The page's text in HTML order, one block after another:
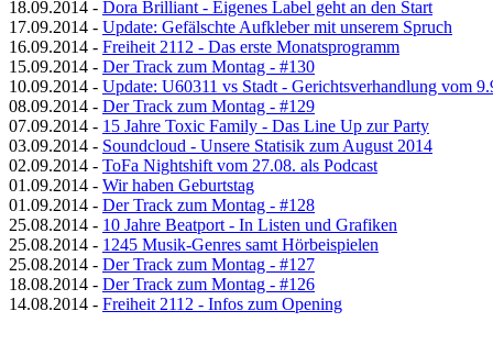
18.09.2014 - Dora Brilliant - Eigenes Label geht an den Start
17.09.2014 - Update: Gefälschte Aufkleber mit unserem Spruch
16.09.2014 - Freiheit 2112 - Das erste Monatsprogramm
15.09.2014 - Der Track zum Montag - #130
10.09.2014 - Update: U60311 vs Stadt - Gerichtsverhandlung vom
08.09.2014 - Der Track zum Montag - #129
07.09.2014 - 15 Jahre Toxic Family - Das Line Up zur Party
03.09.2014 - Soundcloud - Unsere Statisik zum August 2014
02.09.2014 - ToFa Nightshift vom 27.08. als Podcast
01.09.2014 - Wir haben Geburtstag
01.09.2014 - Der Track zum Montag - #128
25.08.2014 - 10 Jahre Beatport - In Listen und Grafiken
25.08.2014 - 1245 Musik-Genres samt Hörbeispielen
25.08.2014 - Der Track zum Montag - #127
18.08.2014 - Der Track zum Montag - #126
14.08.2014 - Freiheit 2112 - Infos zum Opening